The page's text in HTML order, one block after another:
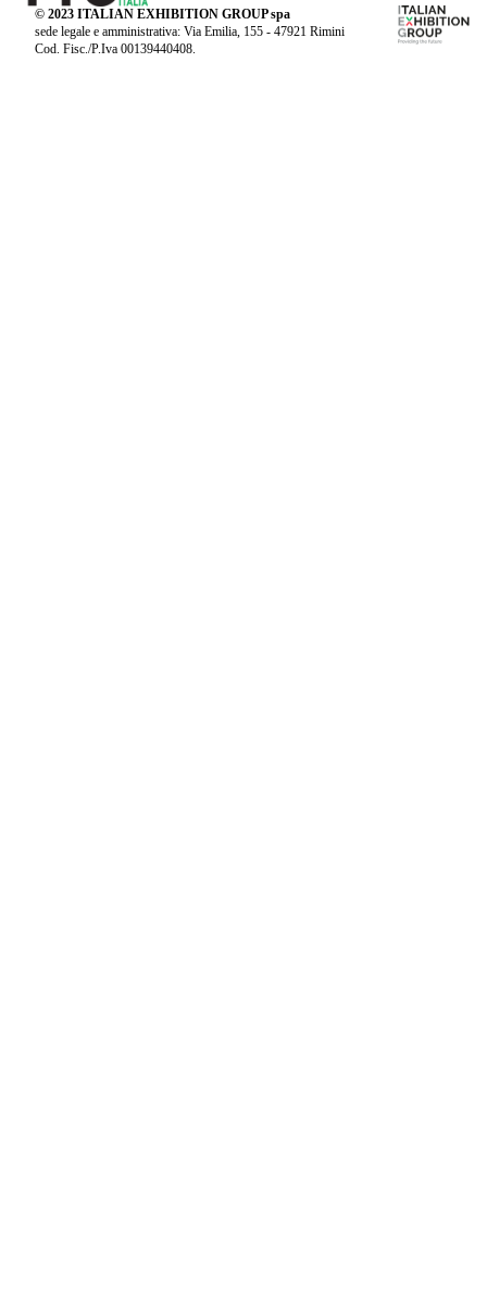
© 2023 ITALIAN EXHIBITION GROUP spa
sede legale e amministrativa: Via Emilia, 155 - 47921 Rimini
Cod. Fisc./P.Iva 00139440408.